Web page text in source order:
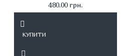
480.00 грн.
КУПИТИ